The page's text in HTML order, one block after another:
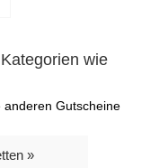
wie
anderen Gutscheine
»